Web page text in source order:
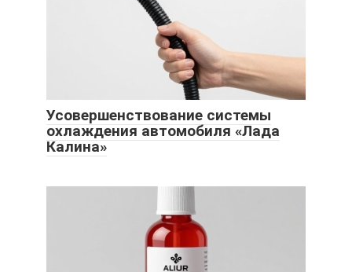
Усовершенствование системы
охлаждения автомобиля «Лада
Калина»